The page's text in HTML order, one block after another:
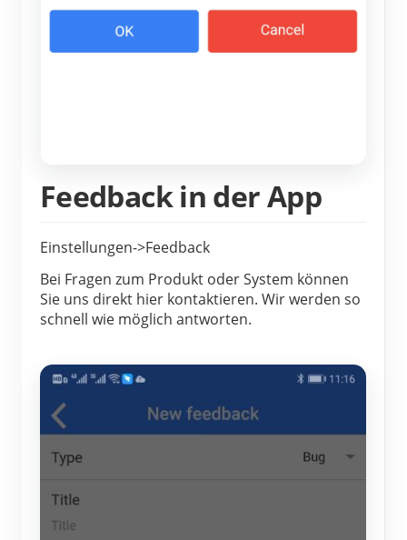
Feedback in der App
Einstellungen->Feedback
Bei Fragen zum Produkt oder System können
Sie uns direkt hier kontaktieren. Wir werden so
schnell wie möglich antworten.